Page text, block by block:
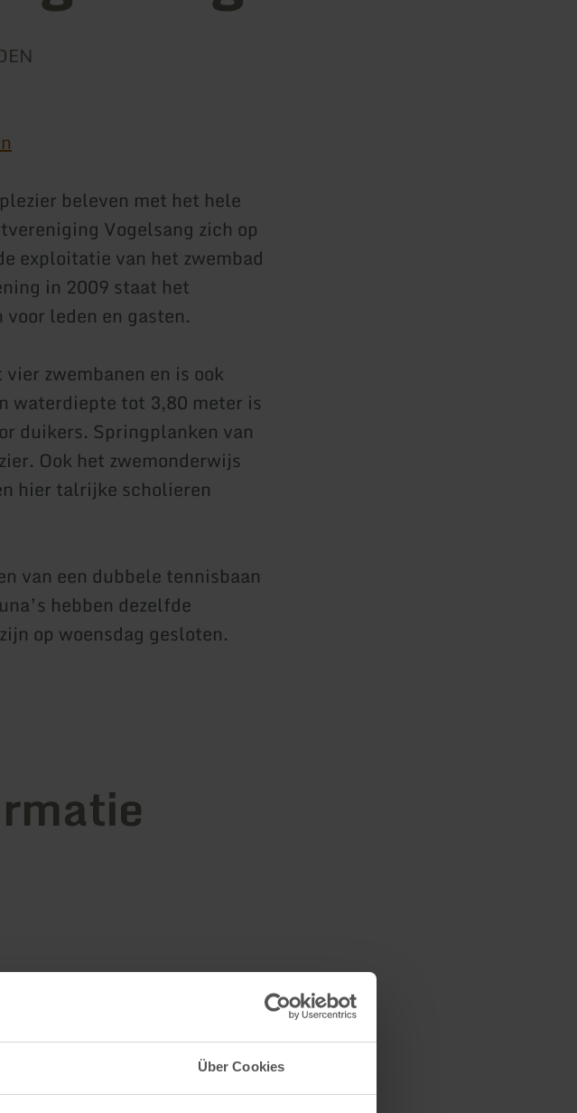
Über Cookies
beleven met het hele
Vogelsang zich op
exploitatie van het zwembad
in 2009 staat het
leden en gasten.
zwembanen en is ook
waterdiepte tot 3,80 meter is
duikers. Springplanken van
Ook het zwemonderwijs
hier talrijke scholieren
van een dubbele tennisbaan
hebben dezelfde
op woensdag gesloten.